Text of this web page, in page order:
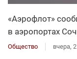
«Аэрофлот»
в аэропортах
Общество вчера,